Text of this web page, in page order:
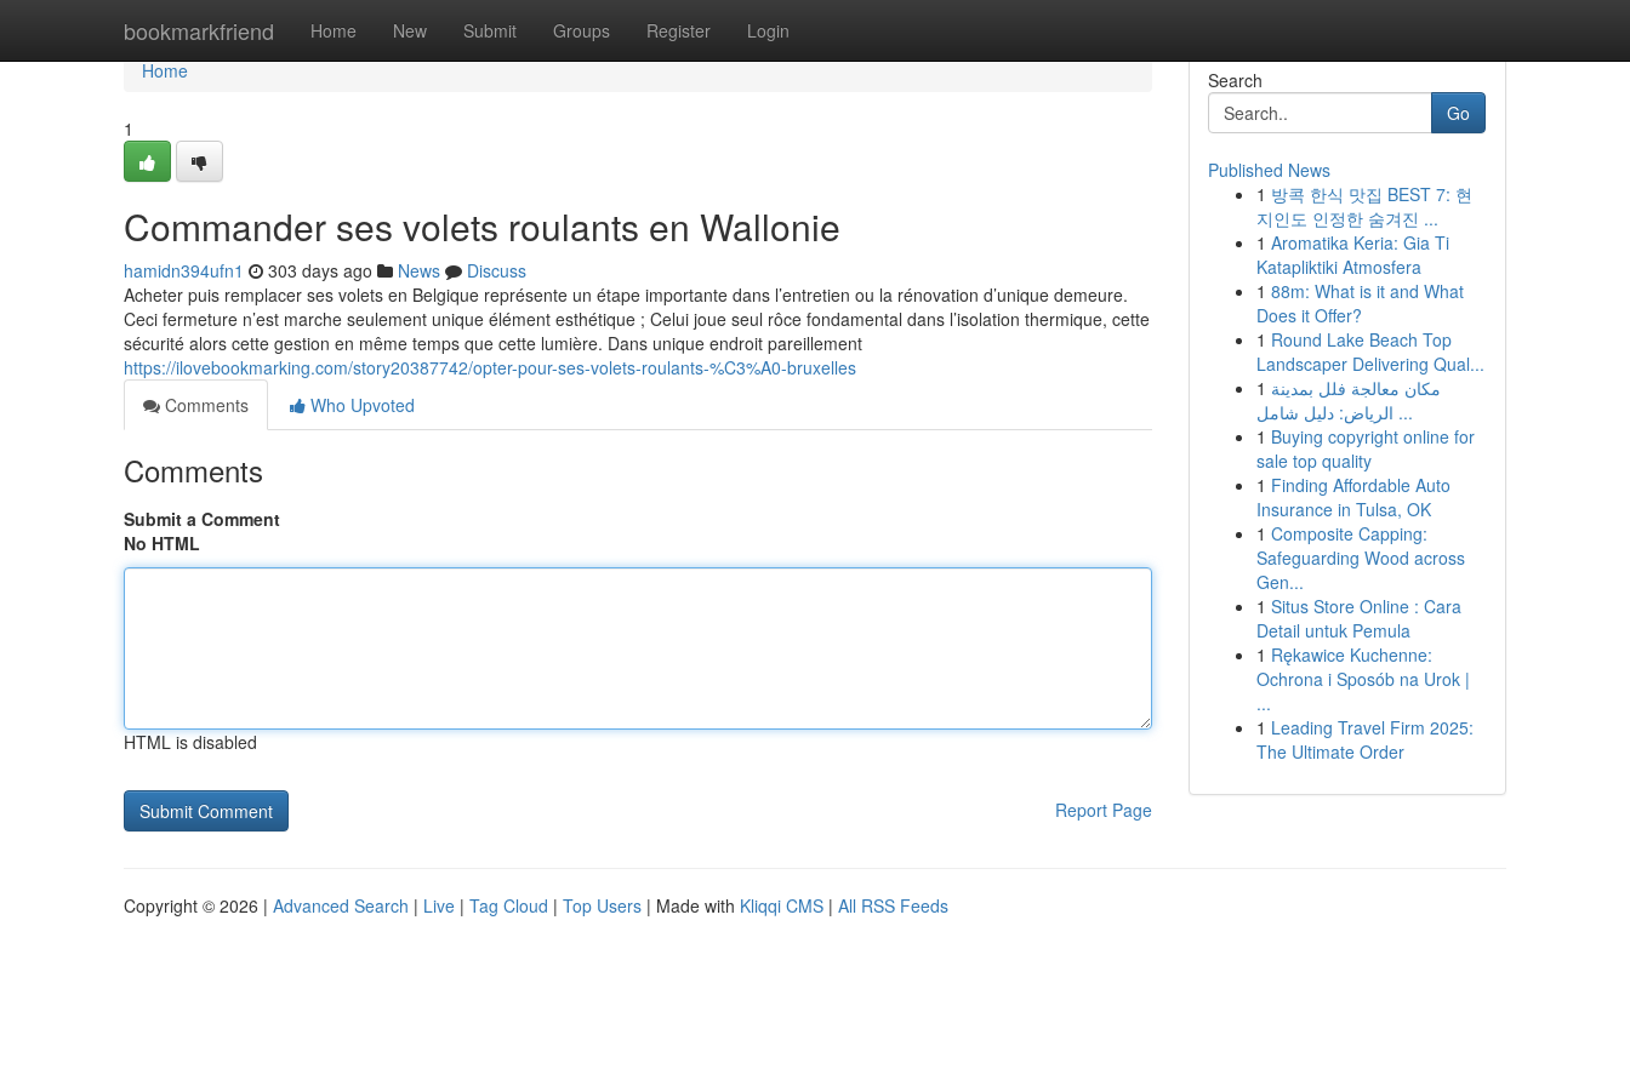
bookmarkfriend Home New Submit Groups Register Login
Home
Home
1
Commander ses volets roulants en Wallonie
hamidn394ufn1 303 days ago News
Discuss
Acheter puis remplacer ses volets en Belgique représente un étape importante dans l’entretien ou la rénovation d’unique demeure.
Ceci fermeture n’est marche seulement unique élément esthétique ; Celui joue seul rôce fondamental dans l’isolation thermique, cette
sécurité alors cette gestion en même temps que cette lumière. Dans unique endroit pareillement
https://ilovebookmarking.com/story20387742/opter-pour-ses-volets-roulants-%C3%A0-bruxelles
Comments
Who Upvoted
Comments
Submit a Comment
No HTML
HTML is disabled
Report Page
Search
Go
Published News
1 방콕 한식 맛집 BEST 7: 현
지인도 인정한 숨겨진 ...
1 Aromatika Keria: Gia Ti
Katapliktiki Atmosfera
1 88m: What is it and What
Does it Offer?
1 Round Lake Beach Top
Landscaper Delivering Qual...
1 مكان معالجة فلل بمدينة
الرياض: دليل شامل ...
1 Buying copyright online for
sale top quality
1 Finding Affordable Auto
Insurance in Tulsa, OK
1 Composite Capping:
Safeguarding Wood across
Gen...
1 Situs Store Online : Cara
Detail untuk Pemula
1 Rękawice Kuchenne:
Ochrona i Sposób na Urok |
...
1 Leading Travel Firm 2025:
The Ultimate Order
Copyright © 2026 | Advanced Search | Live | Tag Cloud | Top Users | Made with Kliqqi CMS | All RSS Feeds